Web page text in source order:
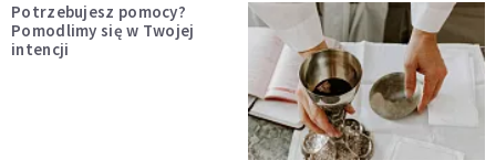
Potrzebujesz pomocy?
Pomodlimy się w Twojej
intencji